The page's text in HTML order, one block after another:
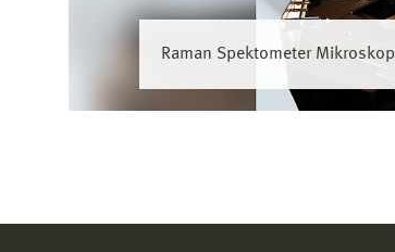
Raman Spektometer Mikroskop